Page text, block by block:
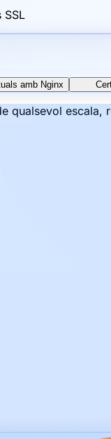
SSL
amb Nginx
qualsevol